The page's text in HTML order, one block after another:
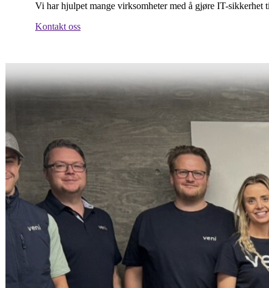
Vi har hjulpet mange virksomheter med å gjøre IT-sikkerhet
Kontakt oss